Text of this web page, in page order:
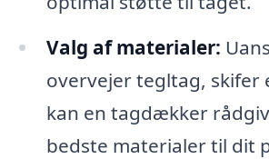
Valg af materialer:
overvejer tegltag, skifer
kan en tagdækker
bedste materialer til dit